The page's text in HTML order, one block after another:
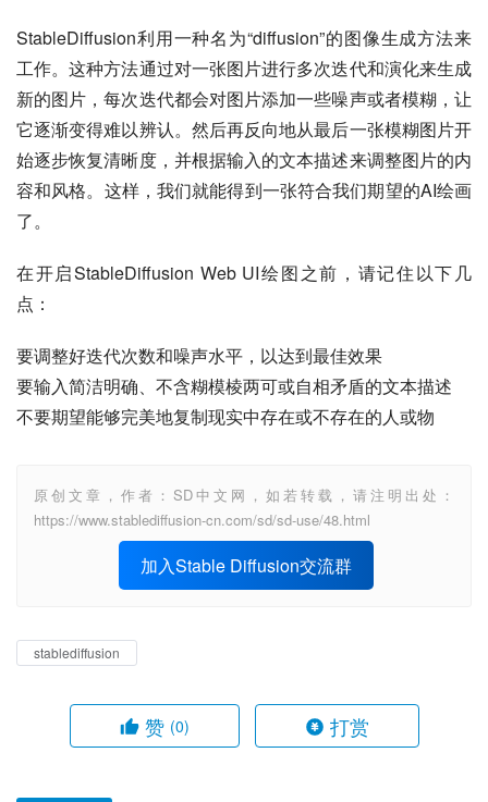
StableDiffusion利用一种名为“diffusion”的图像生成方法来
工作。这种方法通过对一张图片进行多次迭代和演化来生成
新的图片，每次迭代都会对图片添加一些噪声或者模糊，让
它逐渐变得难以辨认。然后再反向地从最后一张模糊图片开
始逐步恢复清晰度，并根据输入的文本描述来调整图片的内
容和风格。这样，我们就能得到一张符合我们期望的AI绘画
了。
在开启StableDiffusion Web UI绘图之前，请记住以下几
点：
要调整好迭代次数和噪声水平，以达到最佳效果
要输入简洁明确、不含糊模棱两可或自相矛盾的文本描述
不要期望能够完美地复制现实中存在或不存在的人或物
原创文章，作者：SD中文网，如若转载，请注明出处：
https://www.stablediffusion-cn.com/sd/sd-use/48.html
加入Stable Diffusion交流群
stablediffusion
赞 (0) 打赏